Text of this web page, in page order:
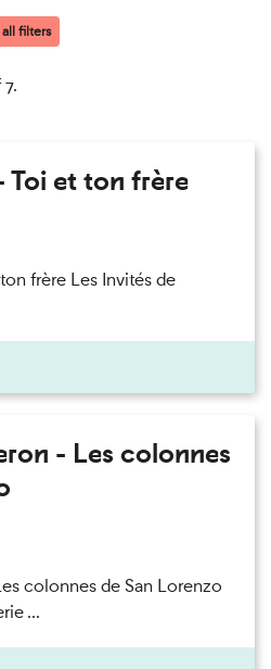
filters
Toi et ton frère
frère Les Invités de
- Les colonnes
colonnes de San Lorenzo
...